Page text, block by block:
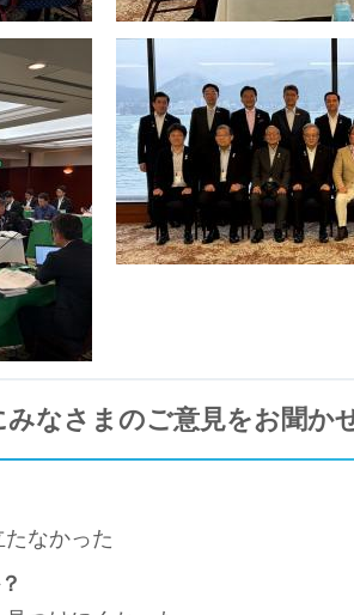
なさまのご意見をお聞か
なかった